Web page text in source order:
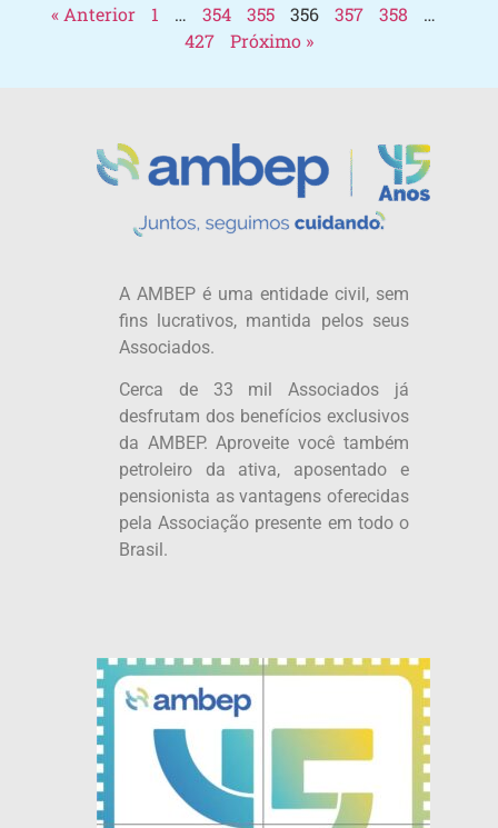
« Anterior 1 … 354 355 356 357 358
…
427
Próximo »
A AMBEP é uma entidade civil, sem
fins lucrativos, mantida pelos seus
Associados.
Cerca de 33 mil Associados já
desfrutam dos benefícios exclusivos
da AMBEP. Aproveite você também
petroleiro da ativa, aposentado e
pensionista as vantagens oferecidas
pela Associação presente em todo o
Brasil.